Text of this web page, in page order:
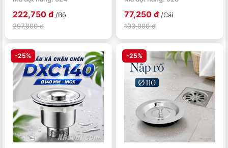
222,750 đ /Bộ
297,000 đ
77,250 đ /Cái
103,000 đ
-25% -25%